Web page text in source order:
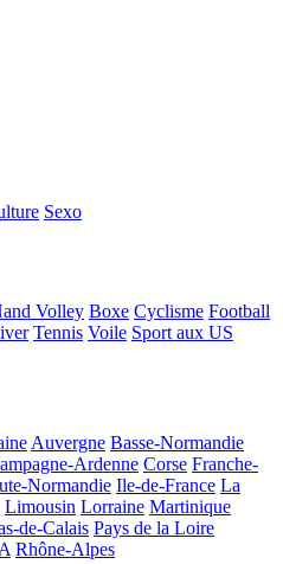
Sexo
Volley Boxe Cyclisme Football
Tennis Voile Sport aux US
Auvergne Basse-Normandie
Ardenne Corse Franche-
Normandie Ile-de-France La
Limousin Lorraine Martinique
de-Calais Pays de la Loire
Rhône-Alpes